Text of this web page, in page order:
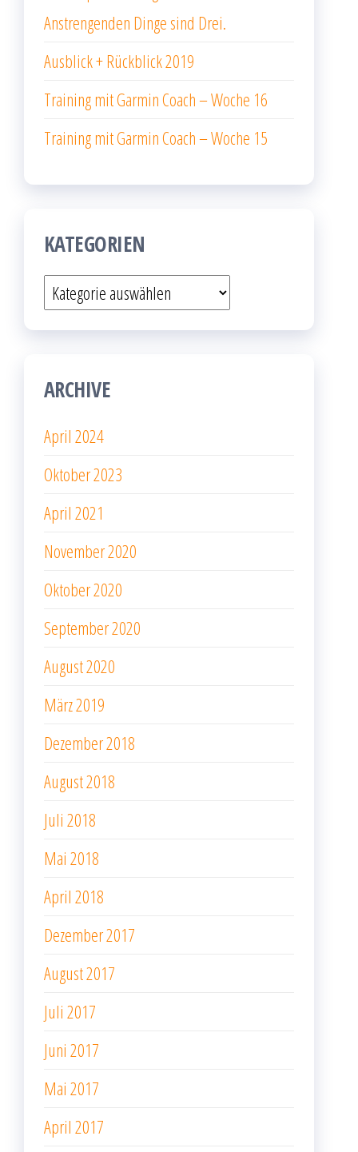
Anstrengenden Dinge sind Drei.
Ausblick + Rückblick 2019
Training mit Garmin Coach – Woche 16
Training mit Garmin Coach – Woche 15
KATEGORIEN
Kategorien
ARCHIVE
April 2024
Oktober 2023
April 2021
November 2020
Oktober 2020
September 2020
August 2020
März 2019
Dezember 2018
August 2018
Juli 2018
Mai 2018
April 2018
Dezember 2017
August 2017
Juli 2017
Juni 2017
Mai 2017
April 2017